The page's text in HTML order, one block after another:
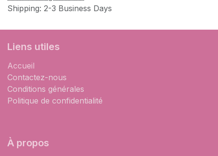
Shipping: 2-3 Business Days
Liens utiles
Accueil
Contactez-nous
Conditions générales
Politique de confidentialité
À propos